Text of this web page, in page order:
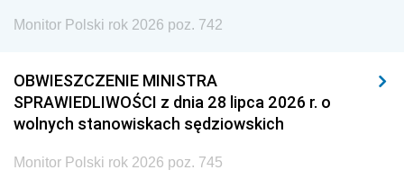
Monitor Polski rok 2026 poz. 742
OBWIESZCZENIE MINISTRA
SPRAWIEDLIWOŚCI z dnia 28 lipca 2026 r. o
wolnych stanowiskach sędziowskich
Monitor Polski rok 2026 poz. 745